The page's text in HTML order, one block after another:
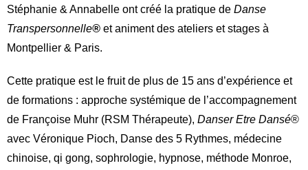
Stéphanie & Annabelle ont créé la pratique de Danse
Transpersonnelle® et animent des ateliers et stages à
Montpellier & Paris.
Cette pratique est le fruit de plus de 15 ans d’expérience et
de formations : approche systémique de l’accompagnement
de Françoise Muhr (RSM Thérapeute), Danser Etre Dansé®
avec Véronique Pioch, Danse des 5 Rythmes, médecine
chinoise, qi gong, sophrologie, hypnose, méthode Monroe,